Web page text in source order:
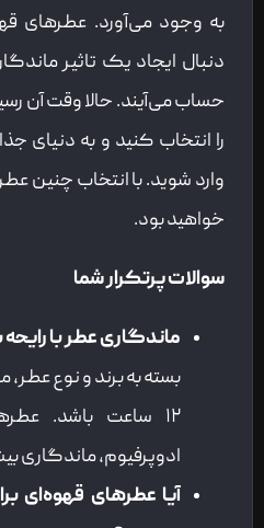
به وجود می‌آورد. عطرهای
دنبال ایجاد یک تاثیر ماندگار
حساب می‌آیند. حالا وقت آن
را انتخاب کنید و به دنیای
وارد شوید. با انتخاب چنین
خواهید بود.
سوالات پرتکرار شما
ماندگاری عطر با رایحه
۱۲ ساعت باشد.
ادوپرفیوم، ماندگاری
آیا عطرهای قهوه‌ای